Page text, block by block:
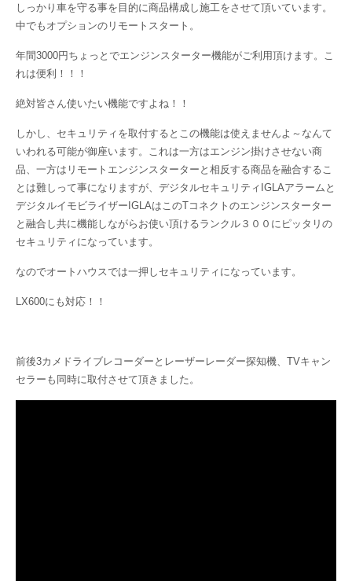
しっかり車を守る事を目的に商品構成し施工をさせて頂いています。
中でもオプションのリモートスタート。
年間3000円ちょっとでエンジンスターター機能がご利用頂けます。こ
れは便利！！！
絶対皆さん使いたい機能ですよね！！
しかし、セキュリティを取付するとこの機能は使えませんよ～なんて
いわれる可能が御座います。これは一方はエンジン掛けさせない商
品、一方はリモートエンジンスターターと相反する商品を融合するこ
とは難しって事になりますが、デジタルセキュリティIGLAアラームと
デジタルイモビライザーIGLAはこのTコネクトのエンジンスターター
と融合し共に機能しながらお使い頂けるランクル３００にピッタリの
セキュリティになっています。
なのでオートハウスでは一押しセキュリティになっています。
LX600にも対応！！
前後3カメドライブレコーダーとレーザーレーダー探知機、TVキャン
セラーも同時に取付させて頂きました。